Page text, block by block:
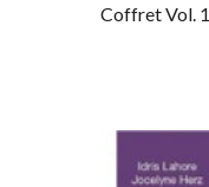
Coffret Vol.